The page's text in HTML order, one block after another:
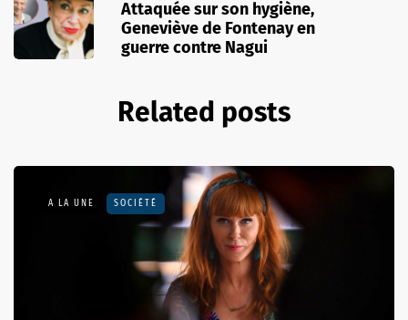
Attaquée sur son hygiène,
Geneviève de Fontenay en
guerre contre Nagui
Related posts
A LA UNE SOCIÉTÉ